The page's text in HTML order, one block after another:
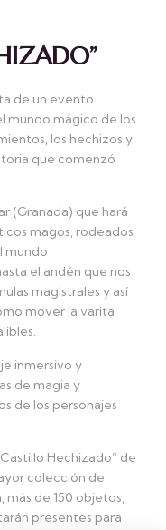
de un evento
mundo mágico de los
los hechizos y
que comenzó
(Granada) que hará
magos, rodeados
mundo
el andén que nos
magistrales y así
mover la varita
inmersivo y
de magia y
de los personajes
Hechizado” de
colección de
más de 150 objetos,
presentes para